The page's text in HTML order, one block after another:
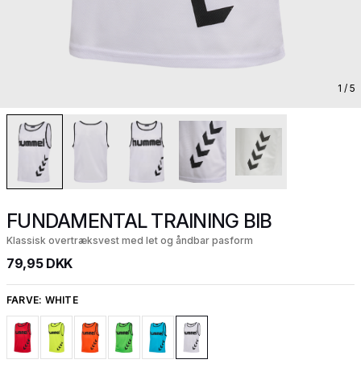
1 / 5
FUNDAMENTAL TRAINING BIB
Klassisk overtræksvest med let og åndbar pasform
79,95 DKK
FARVE: WHITE